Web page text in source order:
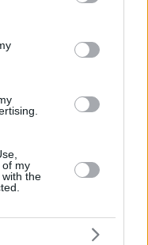
third-party tags to
in below Google
of my
the
στρώμα
και αποτρέπουν
ζώνη